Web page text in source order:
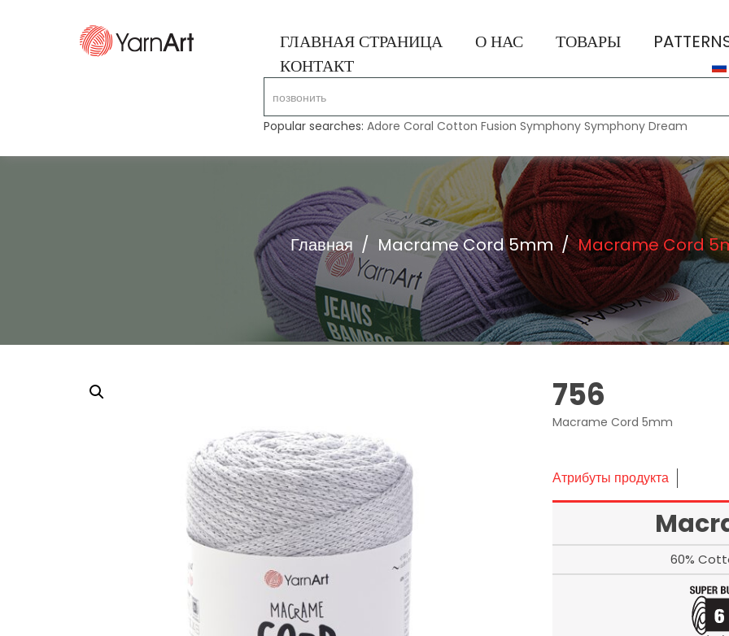
ГЛАВНАЯ СТРАНИЦА О НАС ТОВАРЫ
КОНТАКТ
Popular searches:Adore Coral Cotton Fusion Symphony Symphony Dream
Главная / Macrame Cord 5mm / Macrame Cord
756
Macrame Cord 5mm
Атрибуты продукта
60%